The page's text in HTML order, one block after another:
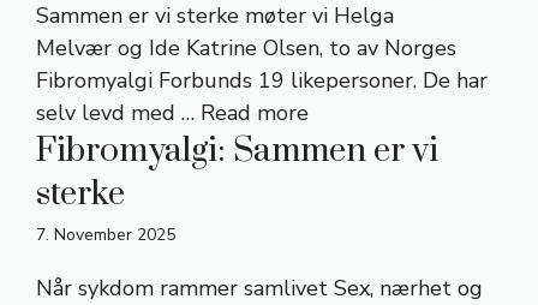
Sammen er vi sterke møter vi Helga
Melvær og Ide Katrine Olsen, to av Norges
Fibromyalgi Forbunds 19 likepersoner. De har
selv levd med … Read more
Fibromyalgi: Sammen er vi
sterke
7. November 2025
Når sykdom rammer samlivet Sex, nærhet og